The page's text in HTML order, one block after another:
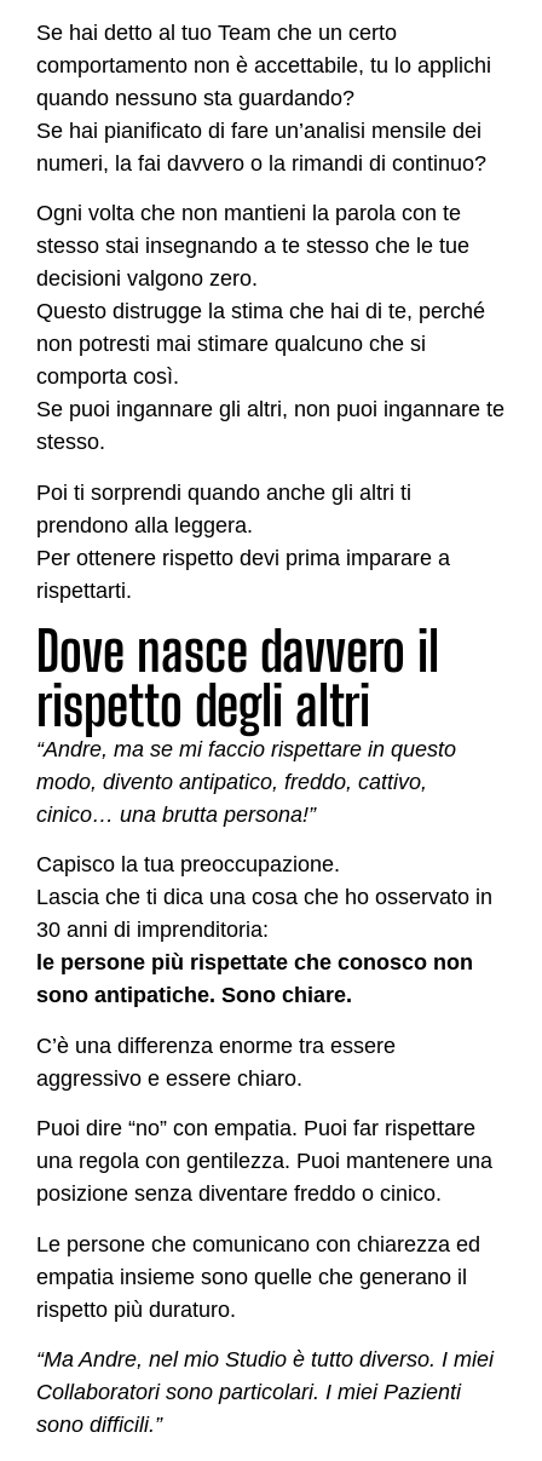
Se hai detto al tuo Team che un certo
comportamento non è accettabile, tu lo applichi
quando nessuno sta guardando?
Se hai pianificato di fare un’analisi mensile dei
numeri, la fai davvero o la rimandi di continuo?
Ogni volta che non mantieni la parola con te
stesso stai insegnando a te stesso che le tue
decisioni valgono zero.
Questo distrugge la stima che hai di te, perché
non potresti mai stimare qualcuno che si
comporta così.
Se puoi ingannare gli altri, non puoi ingannare te
stesso.
Poi ti sorprendi quando anche gli altri ti
prendono alla leggera.
Per ottenere rispetto devi prima imparare a
rispettarti.
Dove nasce davvero il
rispetto degli altri
“Andre, ma se mi faccio rispettare in questo
modo, divento antipatico, freddo, cattivo,
cinico… una brutta persona!”
Capisco la tua preoccupazione.
Lascia che ti dica una cosa che ho osservato in
30 anni di imprenditoria:
le persone più rispettate che conosco non
sono antipatiche. Sono chiare.
C’è una differenza enorme tra essere
aggressivo e essere chiaro.
Puoi dire “no” con empatia. Puoi far rispettare
una regola con gentilezza. Puoi mantenere una
posizione senza diventare freddo o cinico.
Le persone che comunicano con chiarezza ed
empatia insieme sono quelle che generano il
rispetto più duraturo.
“Ma Andre, nel mio Studio è tutto diverso. I miei
Collaboratori sono particolari. I miei Pazienti
sono difficili.”